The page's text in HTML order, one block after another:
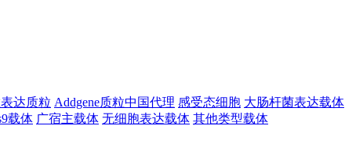
达质粒 Addgene质粒中国代理 感受态细胞 大肠杆菌表达载体
载体 广宿主载体 无细胞表达载体 其他类型载体